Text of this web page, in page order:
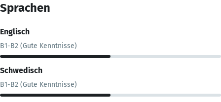
Sprachen
Englisch
B1-B2 (Gute Kenntnisse)
Schwedisch
B1-B2 (Gute Kenntnisse)